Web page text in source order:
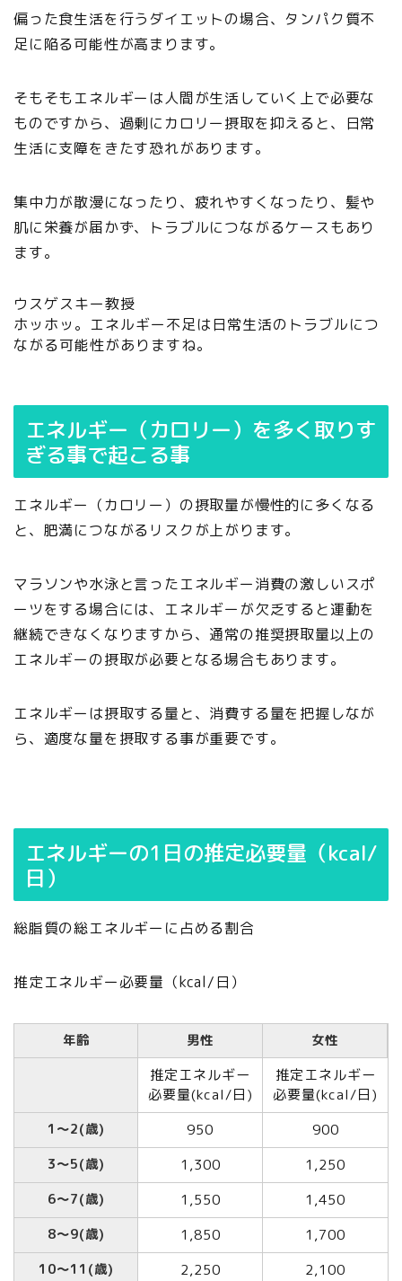
偏った食生活を行うダイエットの場合、タンパク質不
足に陥る可能性が高まります。
そもそもエネルギーは人間が生活していく上で必要な
ものですから、過剰にカロリー摂取を抑えると、日常
生活に支障をきたす恐れがあります。
集中力が散漫になったり、疲れやすくなったり、髪や
肌に栄養が届かず、トラブルにつながるケースもあり
ます。
ウスゲスキー教授
ホッホッ。エネルギー不足は日常生活のトラブルにつ
ながる可能性がありますね。
エネルギー（カロリー）を多く取りす
ぎる事で起こる事
エネルギー（カロリー）の摂取量が慢性的に多くなる
と、肥満につながるリスクが上がります。
マラソンや水泳と言ったエネルギー消費の激しいスポ
ーツをする場合には、エネルギーが欠乏すると運動を
継続できなくなりますから、通常の推奨摂取量以上の
エネルギーの摂取が必要となる場合もあります。
エネルギーは摂取する量と、消費する量を把握しなが
ら、適度な量を摂取する事が重要です。
エネルギーの1日の推定必要量（kcal/
日）
総脂質の総エネルギーに占める割合
推定エネルギー必要量（kcal/日）
年齢 男性 女性
推定エネルギー
必要量(kcal/日)
推定エネルギー
必要量(kcal/日)
1～2(歳) 950 900
3～5(歳) 1,300 1,250
6～7(歳) 1,550 1,450
8～9(歳) 1,850 1,700
10～11(歳) 2,250 2,100